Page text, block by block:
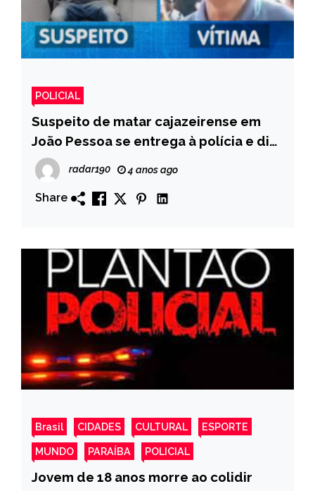
POLICIAL
Suspeito de matar cajazeirense em
João Pessoa se entrega à polícia e diz
que matou por vingança
radar190 4 anos ago
Share
Brasil CIDADES CULTURAL ESPORTE
MUNDO PARAÍBA POLICIAL
Jovem de 18 anos morre ao colidir